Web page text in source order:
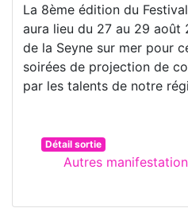
La 8ème édition du
aura lieu du 27 au 29 août
de la Seyne sur mer pour
soirées de projection de
par les talents de notre
Détail sortie
Autres